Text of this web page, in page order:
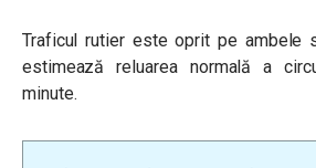
Traficul rutier este oprit pe ambele
estimează reluarea normală a
minute.